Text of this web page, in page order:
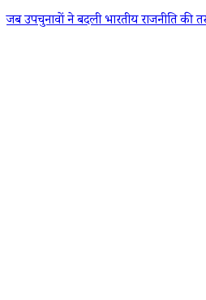
जब उपचुनावों ने बदली भारतीय राजनीति की